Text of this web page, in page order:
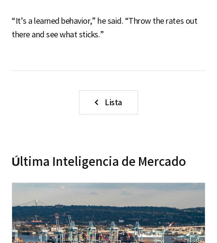
“It’s a learned behavior,” he said. “Throw the rates out
there and see what sticks.”
Lista
Última Inteligencia de Mercado